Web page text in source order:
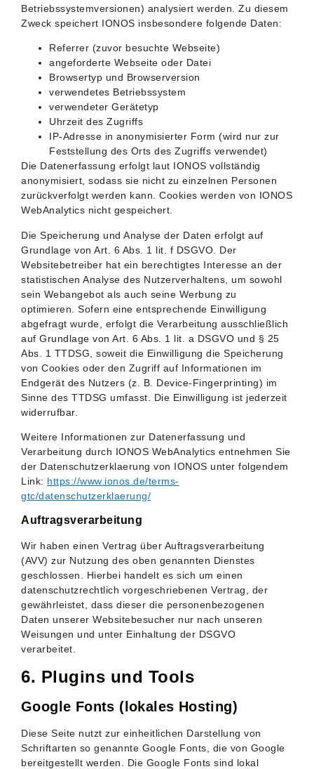
Betriebssystemversionen) analysiert werden. Zu diesem
Zweck speichert IONOS insbesondere folgende Daten:
Referrer (zuvor besuchte Webseite)
angeforderte Webseite oder Datei
Browsertyp und Browserversion
verwendetes Betriebssystem
verwendeter Gerätetyp
Uhrzeit des Zugriffs
IP-Adresse in anonymisierter Form (wird nur zur
Feststellung des Orts des Zugriffs verwendet)
Die Datenerfassung erfolgt laut IONOS vollständig
anonymisiert, sodass sie nicht zu einzelnen Personen
zurückverfolgt werden kann. Cookies werden von IONOS
WebAnalytics nicht gespeichert.
Die Speicherung und Analyse der Daten erfolgt auf
Grundlage von Art. 6 Abs. 1 lit. f DSGVO. Der
Websitebetreiber hat ein berechtigtes Interesse an der
statistischen Analyse des Nutzerverhaltens, um sowohl
sein Webangebot als auch seine Werbung zu
optimieren. Sofern eine entsprechende Einwilligung
abgefragt wurde, erfolgt die Verarbeitung ausschließlich
auf Grundlage von Art. 6 Abs. 1 lit. a DSGVO und § 25
Abs. 1 TTDSG, soweit die Einwilligung die Speicherung
von Cookies oder den Zugriff auf Informationen im
Endgerät des Nutzers (z. B. Device-Fingerprinting) im
Sinne des TTDSG umfasst. Die Einwilligung ist jederzeit
widerrufbar.
Weitere Informationen zur Datenerfassung und
Verarbeitung durch IONOS WebAnalytics entnehmen Sie
der Datenschutzerklaerung von IONOS unter folgendem
Link: https://www.ionos.de/terms-
gtc/datenschutzerklaerung/
Auftragsverarbeitung
Wir haben einen Vertrag über Auftragsverarbeitung
(AVV) zur Nutzung des oben genannten Dienstes
geschlossen. Hierbei handelt es sich um einen
datenschutzrechtlich vorgeschriebenen Vertrag, der
gewährleistet, dass dieser die personenbezogenen
Daten unserer Websitebesucher nur nach unseren
Weisungen und unter Einhaltung der DSGVO
verarbeitet.
6. Plugins und Tools
Google Fonts (lokales Hosting)
Diese Seite nutzt zur einheitlichen Darstellung von
Schriftarten so genannte Google Fonts, die von Google
bereitgestellt werden. Die Google Fonts sind lokal